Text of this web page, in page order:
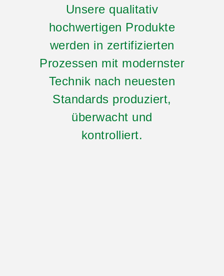
Unsere qualitativ
hochwertigen Produkte
werden in zertifizierten
Prozessen mit modernster
Technik nach neuesten
Standards produziert,
überwacht und
kontrolliert.